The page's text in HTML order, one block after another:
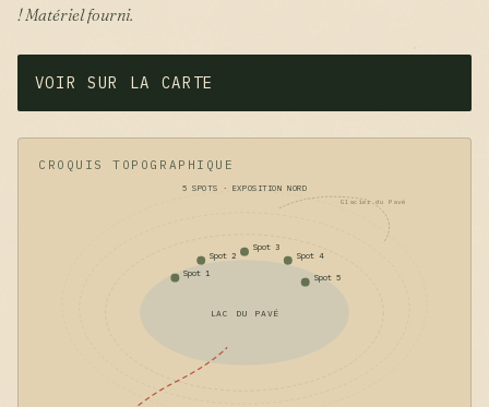
! Matériel fourni.
VOIR SUR LA CARTE
CROQUIS TOPOGRAPHIQUE
LAC DU PAVÉ
Spot 1
Spot 2
Spot 3
Spot 4
Spot 5
5 SPOTS · EXPOSITION NORD
Glacier du Pavé